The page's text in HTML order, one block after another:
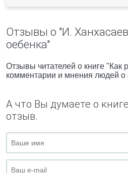
Отзывы о "И.
оебенка"
Отзывы читателей о книге "Как
комментарии и мнения людей о
А что Вы думаете о
отзыв.